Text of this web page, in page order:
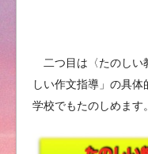
二つ目は〈たのしい
しい作文指導」の具
学校でもたのしめます。